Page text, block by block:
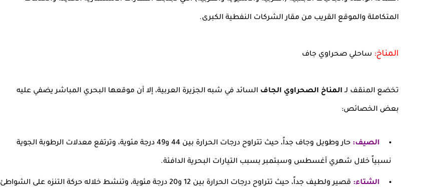
المتكاملة والموقع القريب من مقار الشركات النفطية الكبرى.
المناخ: ساحلي صحراوي جاف
تخضع المنقف لـ المناخ الصحراوي الجاف السائد في شبه الجزيرة العربية، إلا أن موقعها البحري المباشر يضفي عليه
بعض الخصائص:
الصيف: حار وطويل وجاف جداً، حيث تتراوح درجات الحرارة بين 44 و49 درجة مئوية، وترتفع معدلات الرطوبة الجوية
نسبياً خلال شهري أغسطس وسبتمبر بسبب التيارات البحرية الدافئة.
الشتاء: قصير ولطيف جداً، حيث تتراوح درجات الحرارة بين 12 و20 درجة مئوية، وتنشط خلاله حركة التنزه على الشواطئ